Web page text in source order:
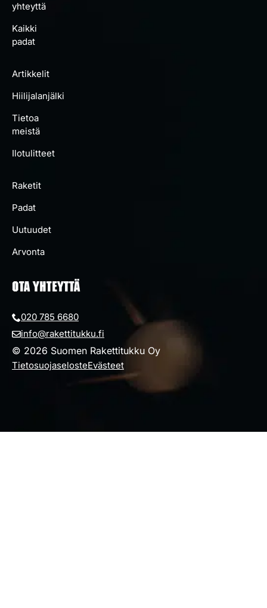
© 2026 Suomen Rakettitukku Oy
TietosuojaselosteEvästeet
yhteyttä
Kaikki
padat
Artikkelit
Hiilijalanjälki
Tietoa
meistä
Ilotulitteet
Raketit
Padat
Uutuudet
Arvonta
OTA YHTEYTTÄ
020 785 6680
info@rakettitukku.fi